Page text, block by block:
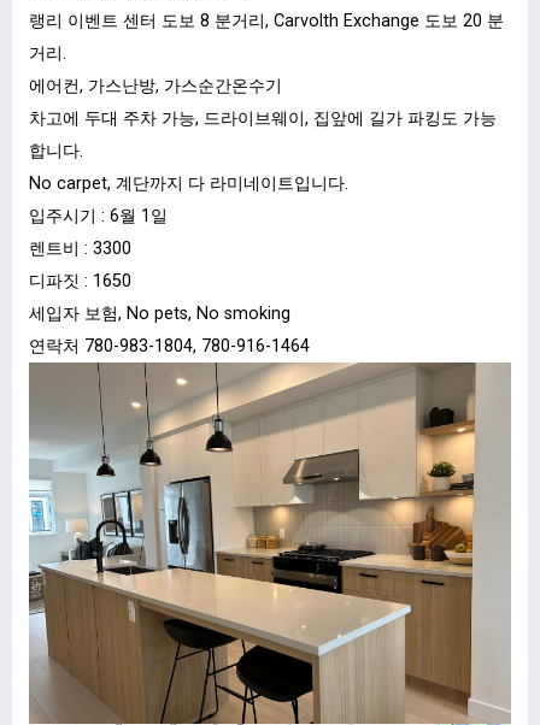
랭리 이벤트 센터 도보 8 분거리, Carvolth Exchange 도보 20 분
거리.
에어컨, 가스난방, 가스순간온수기
차고에 두대 주차 가능, 드라이브웨이, 집앞에 길가 파킹도 가능
합니다.
No carpet, 계단까지 다 라미네이트입니다.
입주시기 : 6월 1일
렌트비 : 3300
디파짓 : 1650
세입자 보험, No pets, No smoking
연락처 780-983-1804, 780-916-1464